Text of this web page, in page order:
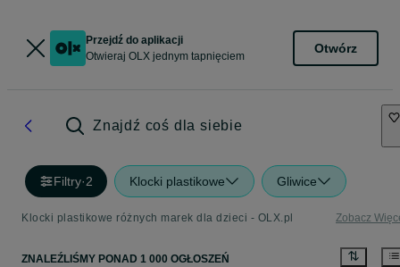
Przejdź do aplikacji
Otwieraj OLX jednym tapnięciem
Otwórz
Znajdź coś dla siebie
Filtry·2 Klocki plastikowe Gliwice
Klocki plastikowe różnych marek dla dzieci - OLX.pl Zobacz
ZNALEŹLIŚMY PONAD 1 000 OGŁOSZEŃ